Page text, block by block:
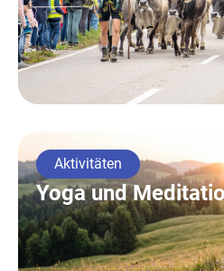
Aktivitäten
Yoga und